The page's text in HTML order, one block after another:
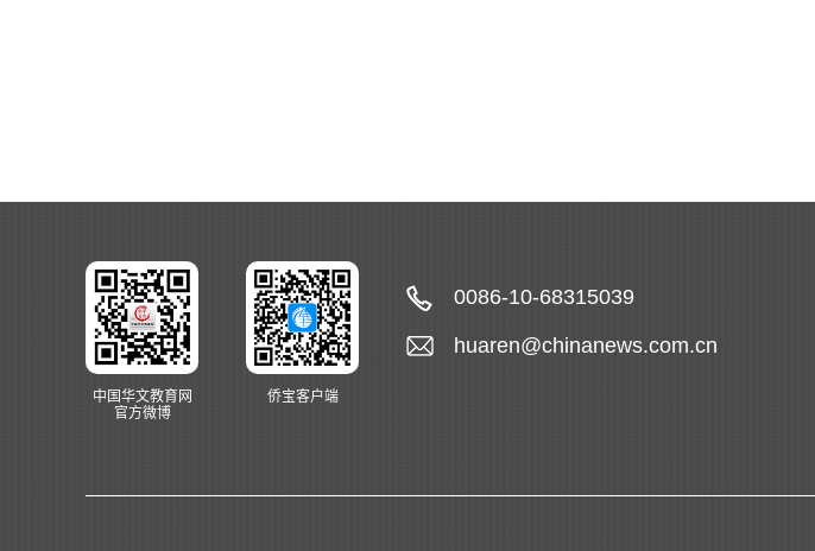
中国华文教育网
官方微博
侨宝客户端
0086-10-68315039
huaren@chinanews.com.cn